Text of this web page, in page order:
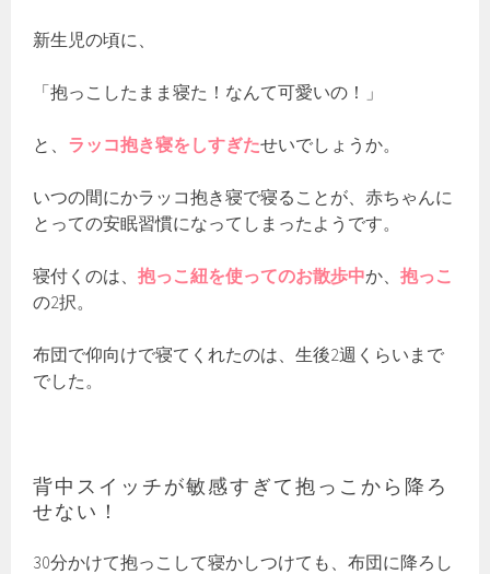
新生児の頃に、
「抱っこしたまま寝た！なんて可愛いの！」
と、 ラッコ抱き寝をしすぎたせいでしょうか。
いつの間にかラッコ抱き寝で寝ることが、赤ちゃんに
とっての安眠習慣になってしまったようです。
寝付くのは、抱っこ紐を使ってのお散歩中か、抱っこ
の2択。
布団で仰向けで寝てくれたのは、生後2週くらいまで
でした。
背中スイッチが敏感すぎて抱っこから降ろ
せない！
30分かけて抱っこして寝かしつけても、布団に降ろし